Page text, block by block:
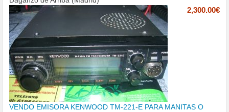
2,300.00€
VENDO EMISORA KENWOOD TM-221-E PARA MANITAS O